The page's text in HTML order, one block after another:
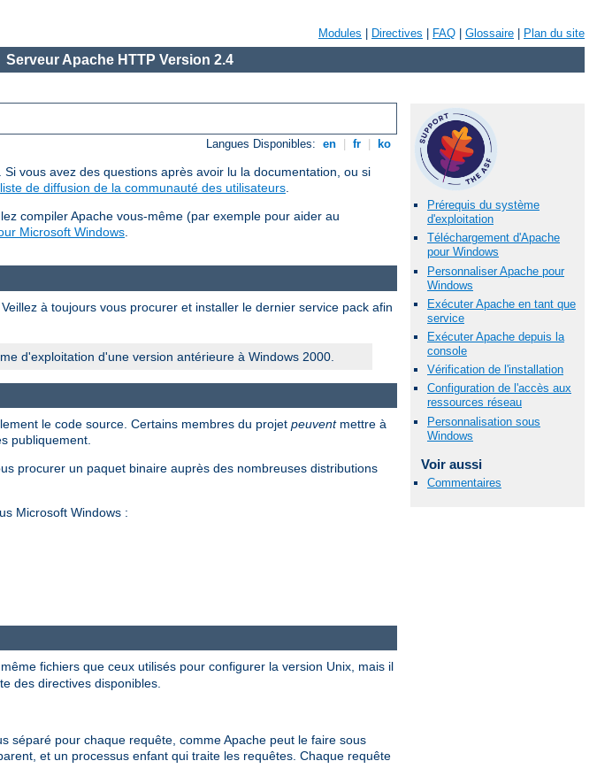
Modules Directives FAQ Glossaire Plan du site
Serveur Apache HTTP Version 2.4
Langues Disponibles: en fr ko
vous avez des questions après avoir lu la documentation, ou si
liste de diffusion de la communauté des utilisateurs.
compiler Apache vous-même (par exemple pour aider au
Microsoft Windows.
Prérequis du système
d'exploitation
Téléchargement d'Apache
pour Windows
Personnaliser Apache pour
Windows
Exécuter Apache en tant que
service
Exécuter Apache depuis la
console
Vérification de l'installation
Configuration de l'accès aux
ressources réseau
Personnalisation sous
Windows
Voir aussi
Commentaires
à toujours vous procurer et installer le dernier service pack afin
d'exploitation d'une version antérieure à Windows 2000.
le code source. Certains membres du projet peuventmettre à
publiquement.
procurer un paquet binaire auprès des nombreuses distributions
Microsoft Windows :
fichiers que ceux utilisés pour configurer la version Unix, mais il
des directives disponibles.
séparé pour chaque requête, comme Apache peut le faire sous
et un processus enfant qui traite les requêtes. Chaque requête